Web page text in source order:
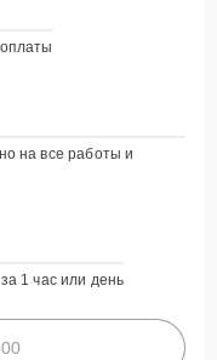
на все работы и
1 час или день